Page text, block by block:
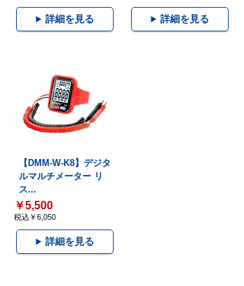
詳細を見る 詳細を見る
【DMM-W-K8】デジタ
ルマルチメーター リ
ス...
￥5,500
税込￥6,050
詳細を見る